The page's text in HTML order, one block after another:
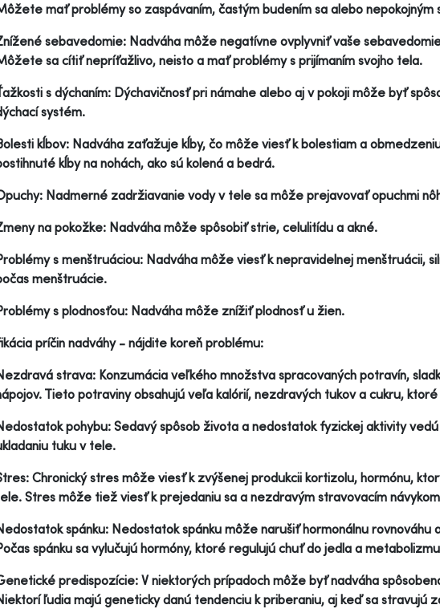
mať problémy so zaspávaním, častým budením sa alebo nepokojným
sebavedomie: Nadváha môže negatívne ovplyvniť vaše
sa cítiť nepríťažlivo, neisto a mať problémy s prijímaním svojho tela.
s dýchaním: Dýchavičnosť pri námahe alebo aj v pokoji môže byť
systém.
kĺbov: Nadváha zaťažuje kĺby, čo môže viesť k bolestiam a
kĺby na nohách, ako sú kolená a bedrá.
Nadmerné zadržiavanie vody v tele sa môže prejavovať opuchmi
na pokožke: Nadváha môže spôsobiť strie, celulitídu a akné.
s menštruáciou: Nadváha môže viesť k nepravidelnej menštruácii,
menštruácie.
s plodnosťou: Nadváha môže znížiť plodnosť u žien.
príčin nadváhy - nájdite koreň problému:
strava: Konzumácia veľkého množstva spracovaných potravín,
Tieto potraviny obsahujú veľa kalórií, nezdravých tukov a cukru,
pohybu: Sedavý spôsob života a nedostatok fyzickej aktivity
tuku v tele.
Chronický stres môže viesť k zvýšenej produkcii kortizolu, hormónu,
Stres môže tiež viesť k prejedaniu sa a nezdravým stravovacím
spánku: Nedostatok spánku môže narušiť hormonálnu rovnováhu
spánku sa vylučujú hormóny, ktoré regulujú chuť do jedla a
predispozície: V niektorých prípadoch môže byť nadváha
ľudia majú geneticky danú tendenciu k priberaniu, aj keď sa stravujú